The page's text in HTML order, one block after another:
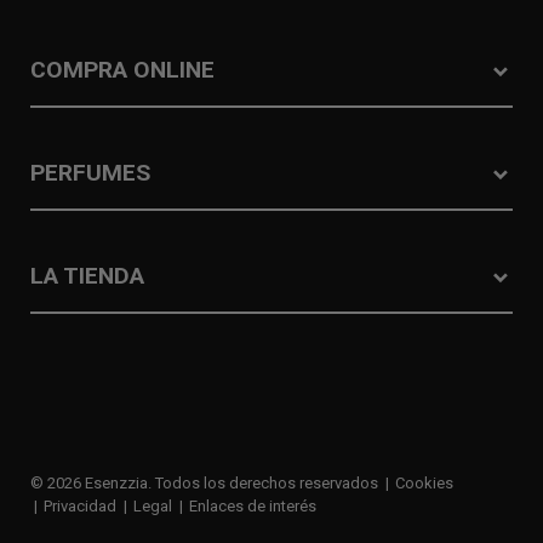
COMPRA ONLINE
PERFUMES
LA TIENDA
© 2026 Esenzzia. Todos los derechos reservados
Cookies
Privacidad
Legal Enlaces de interés